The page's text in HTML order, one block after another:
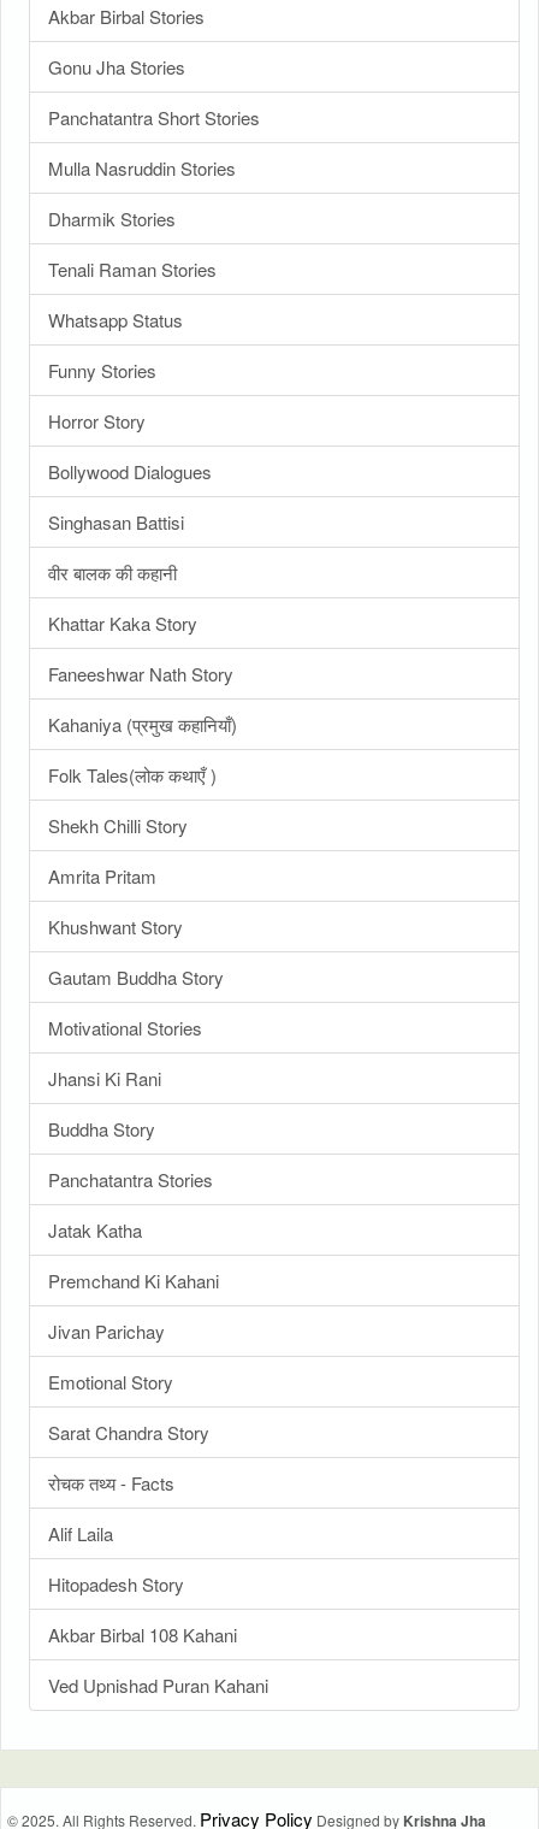
Akbar Birbal Stories
Gonu Jha Stories
Panchatantra Short Stories
Mulla Nasruddin Stories
Dharmik Stories
Tenali Raman Stories
Whatsapp Status
Funny Stories
Horror Story
Bollywood Dialogues
Singhasan Battisi
वीर बालक की कहानी
Khattar Kaka Story
Faneeshwar Nath Story
Kahaniya (प्रमुख कहानियाँ)
Folk Tales(लोक कथाएँ )
Shekh Chilli Story
Amrita Pritam
Khushwant Story
Gautam Buddha Story
Motivational Stories
Jhansi Ki Rani
Buddha Story
Panchatantra Stories
Jatak Katha
Premchand Ki Kahani
Jivan Parichay
Emotional Story
Sarat Chandra Story
रोचक तथ्य - Facts
Alif Laila
Hitopadesh Story
Akbar Birbal 108 Kahani
Ved Upnishad Puran Kahani
© 2025. All Rights Reserved. Privacy Policy Designed by Krishna Jha